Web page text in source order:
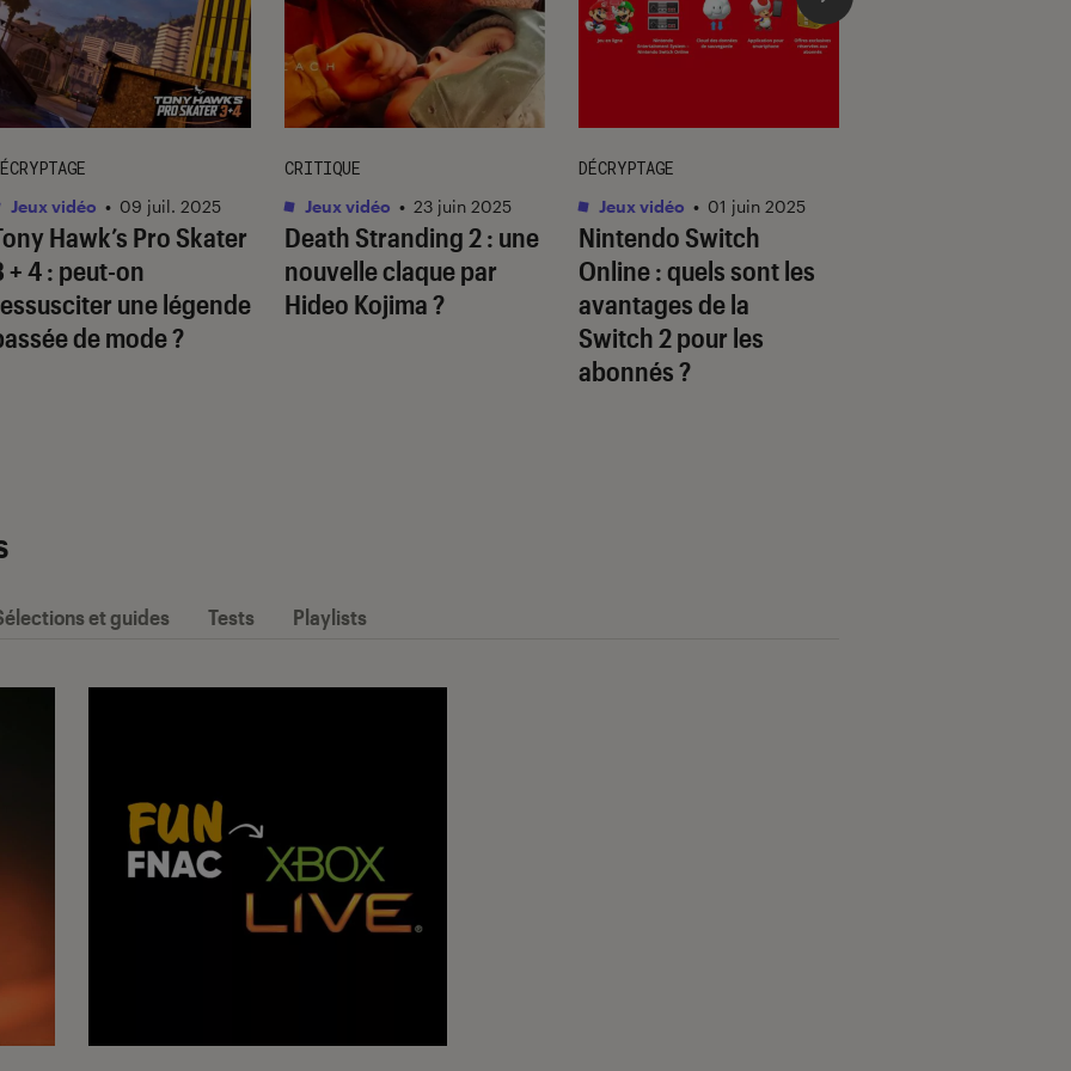
Hawk’s Pro Skater
+ 4: peut-on
une légende
de mode ?
Jeux vidéo • 09 juil. 2025
Death Stranding 2: une
nouvelle claque par
Hideo Kojima ?
CRITIQUE
Jeux vidéo • 23 juin 2025
Nintendo Switch
Online : quels sont les
avantages de la
Switch 2 pour les
abonnés ?
DÉCRYPTAGE
Jeux vidéo • 01 juin 2025
et guides Tests Playlists